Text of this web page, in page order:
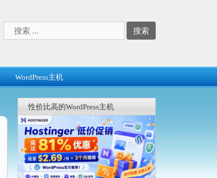
索：
WordPress主机
性价比高的WordPress主机